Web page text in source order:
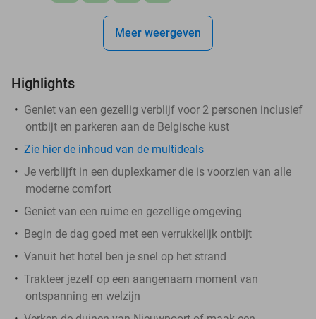
Meer weergeven
Highlights
Geniet van een gezellig verblijf voor 2 personen inclusief
ontbijt en parkeren aan de Belgische kust
Zie hier de inhoud van de multideals
Je verblijft in een duplexkamer die is voorzien van alle
moderne comfort
Geniet van een ruime en gezellige omgeving
Begin de dag goed met een verrukkelijk ontbijt
Vanuit het hotel ben je snel op het strand
Trakteer jezelf op een aangenaam moment van
ontspanning en welzijn